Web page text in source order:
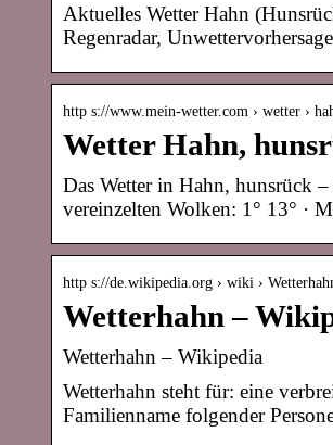
Aktuelles Wetter Hahn
Regenradar,
http s://www.mein-wetter.com › wetter ›
Wetter Hahn,
Das Wetter in Hahn, hunsrück
vereinzelten Wolken: 1° 13° ·
http s://de.wikipedia.org › wiki ›
Wetterhahn –
Wetterhahn – Wikipedia
Wetterhahn steht für: eine
Familienname folgender